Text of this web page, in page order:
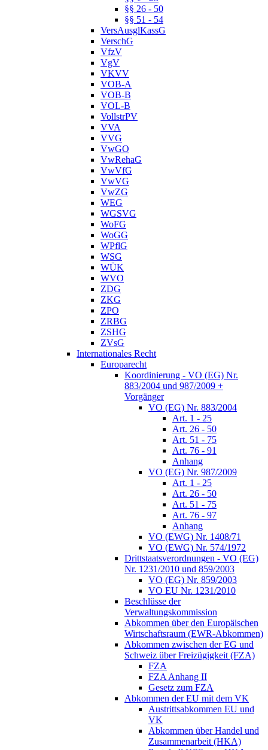
§§ 26 - 50
§§ 51 - 54
VersAusglKassG
VerschG
VfzV
VgV
VKVV
VOB-A
VOB-B
VOL-B
VollstrPV
VVA
VVG
VwGO
VwRehaG
VwVfG
VwVG
VwZG
WEG
WGSVG
WoFG
WoGG
WPflG
WSG
WÜK
WVO
ZDG
ZKG
ZPO
ZRBG
ZSHG
ZVsG
Internationales Recht
Europarecht
Koordinierung - VO (EG) Nr.
883/2004 und 987/2009 +
Vorgänger
VO (EG) Nr. 883/2004
Art. 1 - 25
Art. 26 - 50
Art. 51 - 75
Art. 76 - 91
Anhang
VO (EG) Nr. 987/2009
Art. 1 - 25
Art. 26 - 50
Art. 51 - 75
Art. 76 - 97
Anhang
VO (EWG) Nr. 1408/71
VO (EWG) Nr. 574/1972
Drittstaatsverordnungen - VO (EG)
Nr. 1231/2010 und 859/2003
VO (EG) Nr. 859/2003
VO EU Nr. 1231/2010
Beschlüsse der
Verwaltungskommission
Abkommen über den Europäischen
Wirtschaftsraum (EWR-Abkommen)
Abkommen zwischen der EG und
Schweiz über Freizügigkeit (FZA)
FZA
FZA Anhang II
Gesetz zum FZA
Abkommen der EU mit dem VK
Austrittsabkommen EU und
VK
Abkommen über Handel und
Zusammenarbeit (HKA)